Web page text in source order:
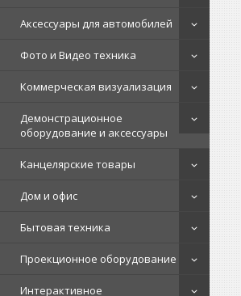
Аксессуары для автомобилей
Фото и Видео техника
Коммерческая визуализация
Демонстрационное
оборудование и аксессуары
Канцелярские товары
Дом и офис
Бытовая техника
Проекционное оборудование
Интерактивное